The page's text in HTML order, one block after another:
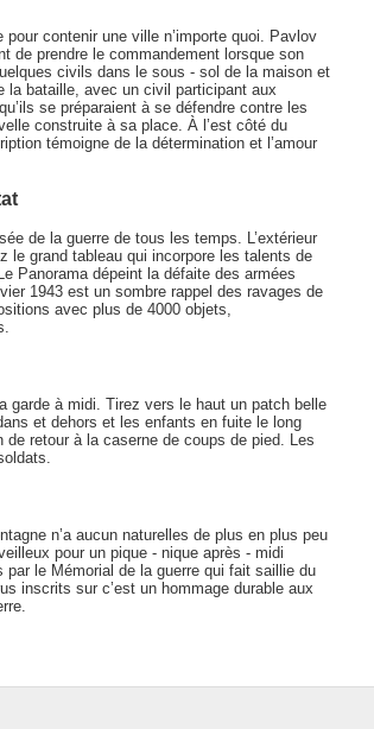
contenir une ville n’importe quoi. Pavlov
de prendre le commandement lorsque son
civils dans le sous - sol de la maison et
bataille, avec un civil participant aux
se préparaient à se défendre contre les
construite à sa place. À l’est côté du
témoigne de la détermination et l’amour
de la guerre de tous les temps. L’extérieur
le grand tableau qui incorpore les talents de
Panorama dépeint la défaite des armées
1943 est un sombre rappel des ravages de
avec plus de 4000 objets,
garde à midi. Tirez vers le haut un patch belle
et dehors et les enfants en fuite le long
retour à la caserne de coups de pied. Les
n’a aucun naturelles de plus en plus peu
pour un pique - nique après - midi
le Mémorial de la guerre qui fait saillie du
inscrits sur c’est un hommage durable aux